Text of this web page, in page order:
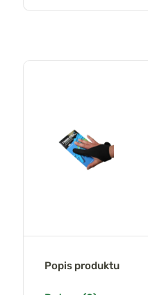
Popis produktu